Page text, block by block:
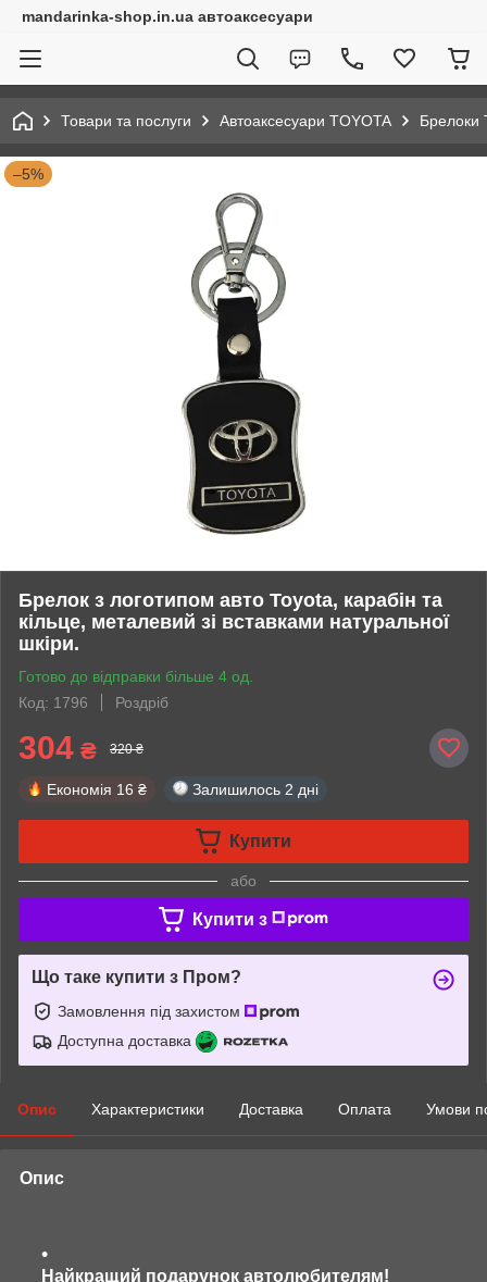
mandarinka-shop.in.ua автоаксесуари
Товари та послуги Автоаксесуари TOYOTA Брелоки
–5%
Брелок з логотипом авто Toyota, карабін та
кільце, металевий зі вставками натуральної
шкіри.
Готово до відправки більше 4 од.
Код: 1796
Роздріб
304 ₴ 320 ₴
Економія 16 ₴ Залишилось 2 дні
Купити
або
Купити з
Що таке купити з Пром?
Замовлення під захистом
Доступна доставка
Опис Характеристики Доставка Оплата Умови
Опис
Найкращий подарунок автолюбителям!